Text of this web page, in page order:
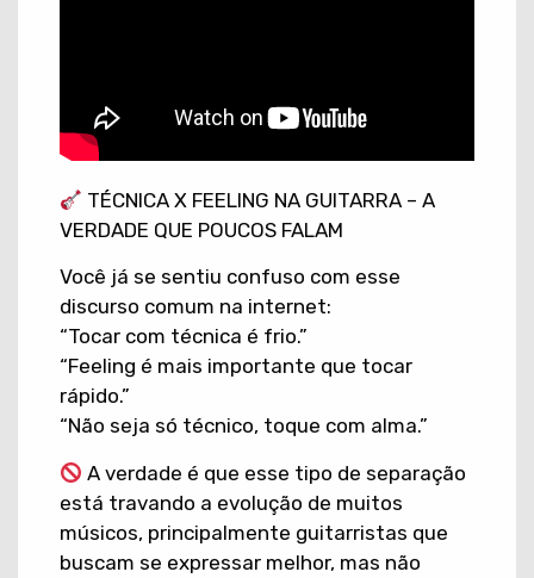
TÉCNICA X FEELING NA GUITARRA – A
VERDADE QUE POUCOS FALAM
Você já se sentiu confuso com esse
discurso comum na internet:
“Tocar com técnica é frio.”
“Feeling é mais importante que tocar
rápido.”
“Não seja só técnico, toque com alma.”
A verdade é que esse tipo de separação
está travando a evolução de muitos
músicos, principalmente guitarristas que
buscam se expressar melhor, mas não